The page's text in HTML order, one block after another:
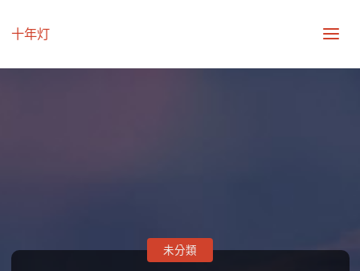
十年灯
未分類